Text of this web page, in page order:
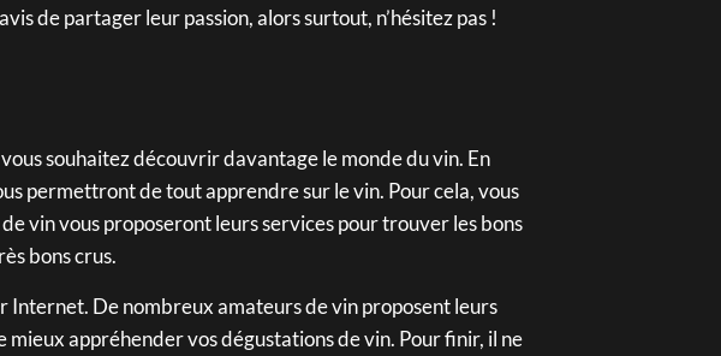
de partager leur passion, alors surtout, n’hésitez pas !
souhaitez découvrir davantage le monde du vin. En
permettront de tout apprendre sur le vin. Pour cela, vous
vin vous proposeront leurs services pour trouver les bons
bons crus.
Internet. De nombreux amateurs de vin proposent leurs
appréhender vos dégustations de vin. Pour finir, il ne